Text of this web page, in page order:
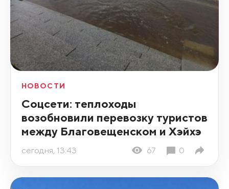
НОВОСТИ
Соцсети: теплоходы
возобновили перевозку туристов
между Благовещенском и Хэйхэ
сегодня, 13:43 67 0